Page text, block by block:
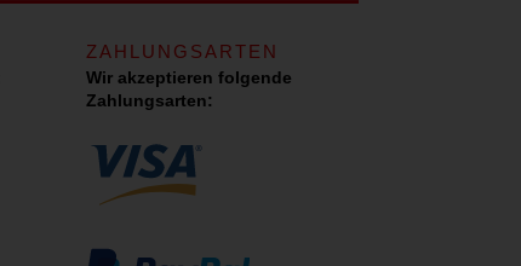
ZAHLUNGSARTEN
Wir akzeptieren folgende
Zahlungsarten: